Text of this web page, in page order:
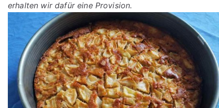
erhalten wir dafür eine Provision.